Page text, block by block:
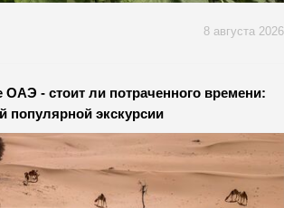
8 августа 2026
- стоит ли потраченного времени:
популярной экскурсии